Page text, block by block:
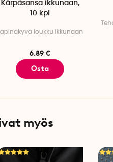
Kärpäsansa ikkunaan,
10 kpl
Läpinäkyvä loukku ikkunaan
6.89 €
Osta
myös